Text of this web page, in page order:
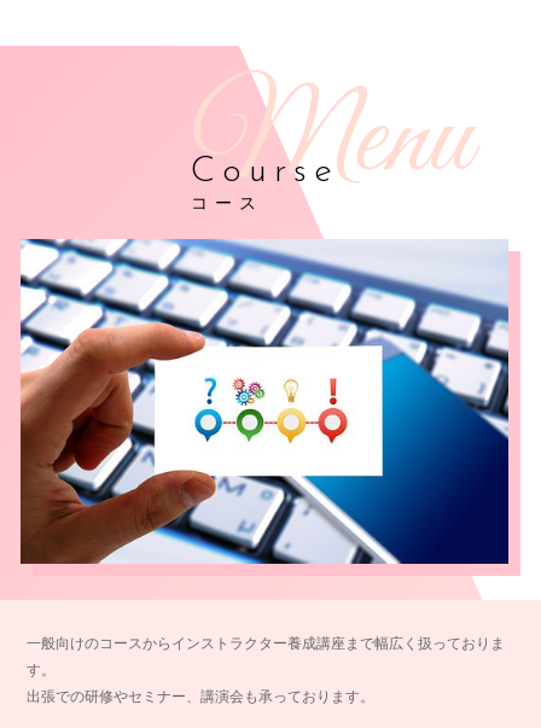
Course
コース
一般向けのコースからインストラクター養成講座まで幅広く扱っておりま
す。
出張での研修やセミナー、講演会も承っております。